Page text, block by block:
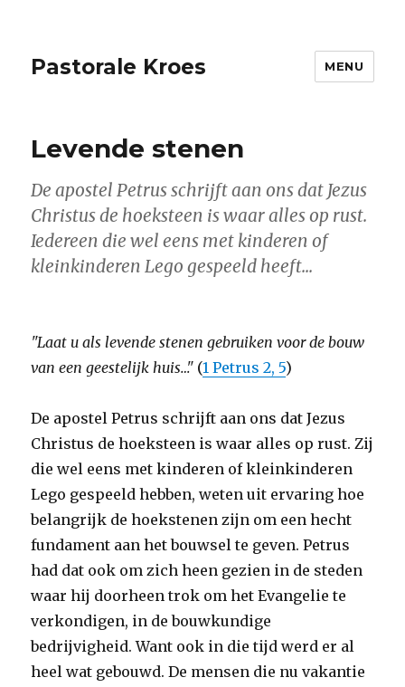
Pastorale Kroes MENU
Levende stenen
De apostel Petrus schrijft aan ons dat Jezus
Christus de hoeksteen is waar alles op rust.
Iedereen die wel eens met kinderen of
kleinkinderen Lego gespeeld heeft...
"Laat u als levende stenen gebruiken voor de bouw
van een geestelijk huis…" (1 Petrus 2, 5)
De apostel Petrus schrijft aan ons dat Jezus
Christus de hoeksteen is waar alles op rust. Zij
die wel eens met kinderen of kleinkinderen
Lego gespeeld hebben, weten uit ervaring hoe
belangrijk de hoekstenen zijn om een hecht
fundament aan het bouwsel te geven. Petrus
had dat ook om zich heen gezien in de steden
waar hij doorheen trok om het Evangelie te
verkondigen, in de bouwkundige
bedrijvigheid. Want ook in die tijd werd er al
heel wat gebouwd. De mensen die nu vakantie